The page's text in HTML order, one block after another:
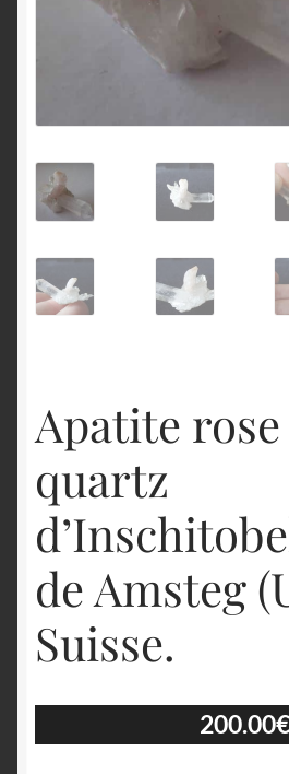
Apatite
quartz
de Amsteg
Suisse.
200.00€